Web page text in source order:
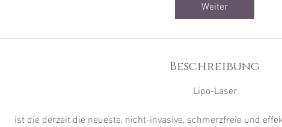
Weiter
Beschreibung
Lipo-Laser
ist die derzeit die neueste, nicht-invasive, schmerzfreie und